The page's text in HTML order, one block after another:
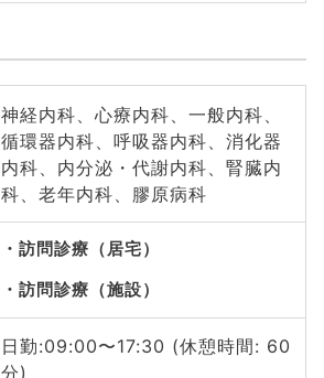
神経内科、心療内科、一般内科、
循環器内科、呼吸器内科、消化器
内科、内分泌・代謝内科、腎臓内
科、老年内科、膠原病科
訪問診療（居宅）
訪問診療（施設）
日勤:09:00〜17:30 (休憩時間: 60
分)